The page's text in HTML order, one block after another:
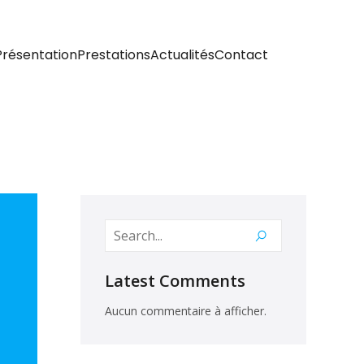
PrestationsActualitésContact
Latest Comments
Aucun commentaire à afficher.